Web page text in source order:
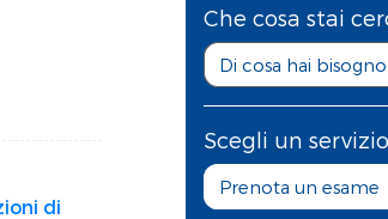
di
Che cosa stai
Scegli un servizio
Prenota un esame